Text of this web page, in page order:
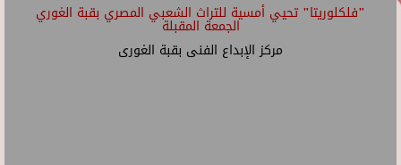
"فلكلوريتا" تحيي أمسية للتراث الشعبي المصري بقبة الغوري
الجمعة المقبلة
مركز الإبداع الفنى بقبة الغورى